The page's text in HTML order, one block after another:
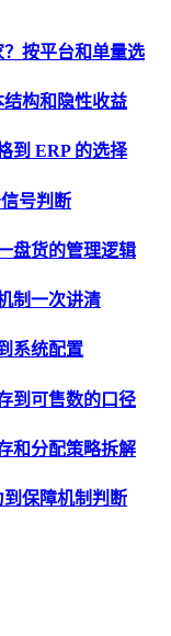
按平台和单量选
结构和隐性收益
到 ERP 的选择
号判断
盘货的管理逻辑
制一次讲清
系统配置
到可售数的口径
和分配策略拆解
到保障机制判断